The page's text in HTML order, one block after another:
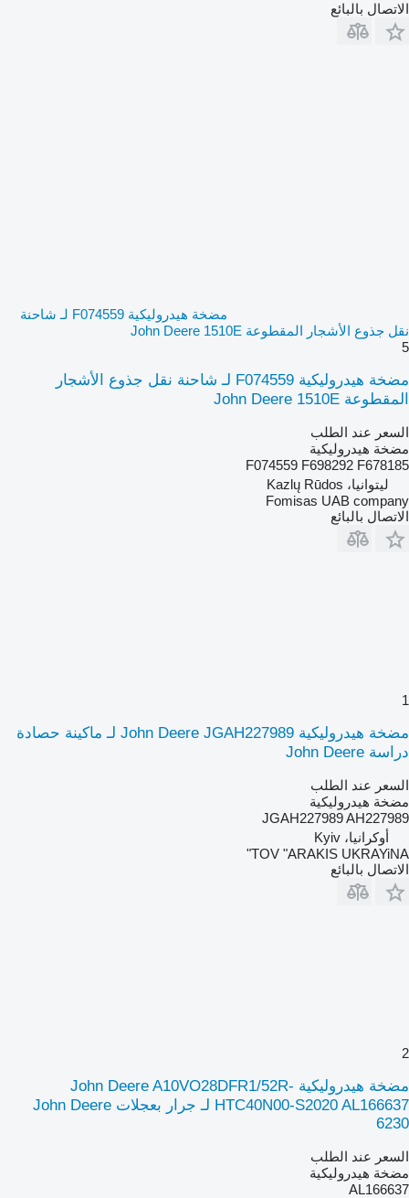
الاتصال بالبائع
مضخة هيدروليكية F074559 لـ شاحنة
نقل جذوع الأشجار المقطوعة John Deere 1510E
5
مضخة هيدروليكية F074559 لـ شاحنة نقل جذوع الأشجار
المقطوعة John Deere 1510E
السعر عند الطلب
مضخة هيدروليكية
F074559 F698292 F678185
ليتوانيا، Kazlų Rūdos
Fomisas UAB company
الاتصال بالبائع
1
مضخة هيدروليكية John Deere JGAH227989 لـ ماكينة حصادة
دراسة John Deere
السعر عند الطلب
مضخة هيدروليكية
JGAH227989 AH227989
أوكرانيا، Kyiv
TOV "ARAKIS UKRAYiNA"
الاتصال بالبائع
2
مضخة هيدروليكية John Deere A10VO28DFR1/52R-
HTC40N00-S2020 AL166637 لـ جرار بعجلات John Deere
6230
السعر عند الطلب
مضخة هيدروليكية
AL166637